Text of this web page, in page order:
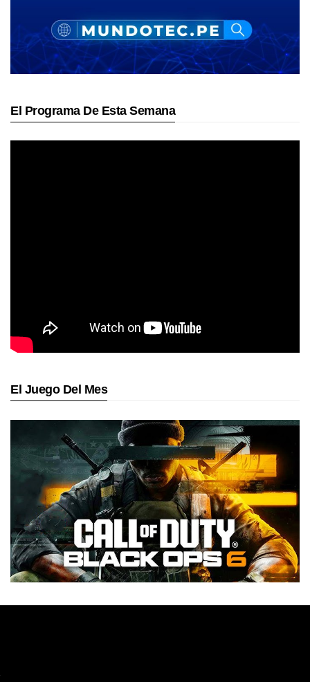
El Programa De Esta Semana
El Juego Del Mes